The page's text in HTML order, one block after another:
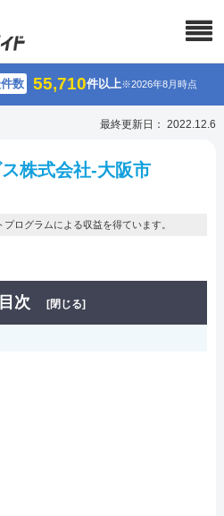
数 55,710件以上※2026年8月時点
最終更新日： 2022.12.6
株式会社-大阪市
ログラムによる収益を得ています。
目次 [閉じる]